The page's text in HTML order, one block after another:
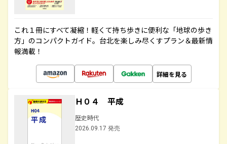
これ１冊にすべて凝縮！軽くて持ち歩きに便利な「地球の歩き
方」のコンパクトガイド。台北を楽しみ尽くすプラン＆最新情
報満載！
詳細を見る
Ｈ０４ 平成
歴史時代
2026.09.17 発売